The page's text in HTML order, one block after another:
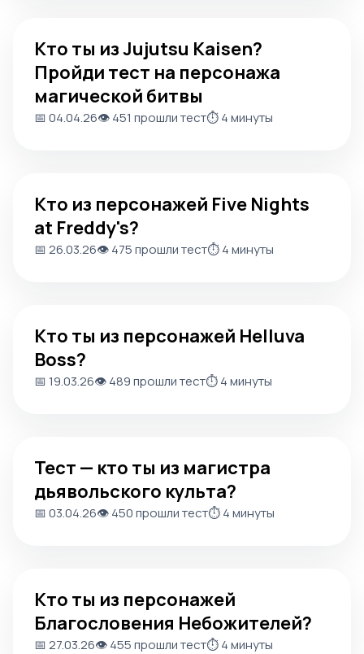
Кто ты из Jujutsu Kaisen?
Пройди тест на персонажа
магической битвы
📅 04.04.26👁️ 451 прошли тест⏱️ 4 минуты
Кто из персонажей Five Nights
at Freddy's?
📅 26.03.26👁️ 475 прошли тест⏱️ 4 минуты
Кто ты из персонажей Helluva
Boss?
📅 19.03.26👁️ 489 прошли тест⏱️ 4 минуты
Тест — кто ты из магистра
дьявольского культа?
📅 03.04.26👁️ 450 прошли тест⏱️ 4 минуты
Кто ты из персонажей
Благословения Небожителей?
📅 27.03.26👁️ 455 прошли тест⏱️ 4 минуты